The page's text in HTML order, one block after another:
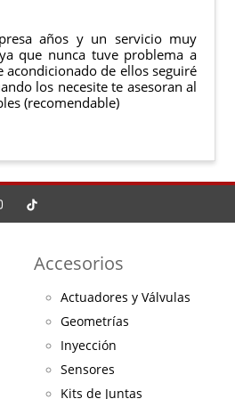
años y un servicio muy
que nunca tuve problema a
de ellos seguiré
los necesite te asesoran al
(recomendable)
Accesorios
Actuadores y Válvulas
Geometrías
Inyección
Sensores
Kits de Juntas